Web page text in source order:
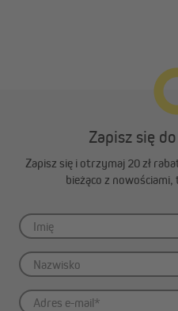
Zapisz się
Zapisz się i otrzymaj 20 zł
bieżąco z